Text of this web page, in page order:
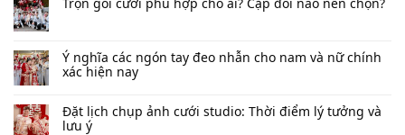
Ý nghĩa các ngón tay đeo nhẫn cho nam và nữ chính
xác hiện nay
Đặt lịch chụp ảnh cưới studio: Thời điểm lý tưởng và
lưu ý